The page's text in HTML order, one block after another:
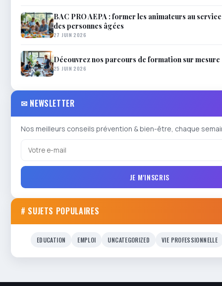
BAC PRO AEPA : former les animateurs au
des personnes âgées
27 JUIN 2026
Découvrez nos parcours de formation sur mesure
25 JUIN 2026
✉ NEWSLETTER
Nos meilleurs conseils prévention & bien-être, chaque
JE M'INSCRIS
# SUJETS POPULAIRES
EDUCATION EMPLOI UNCATEGORIZED VIE PROFESSIONNELLE